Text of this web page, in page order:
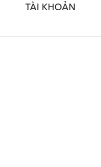
TÀI KHOẢN